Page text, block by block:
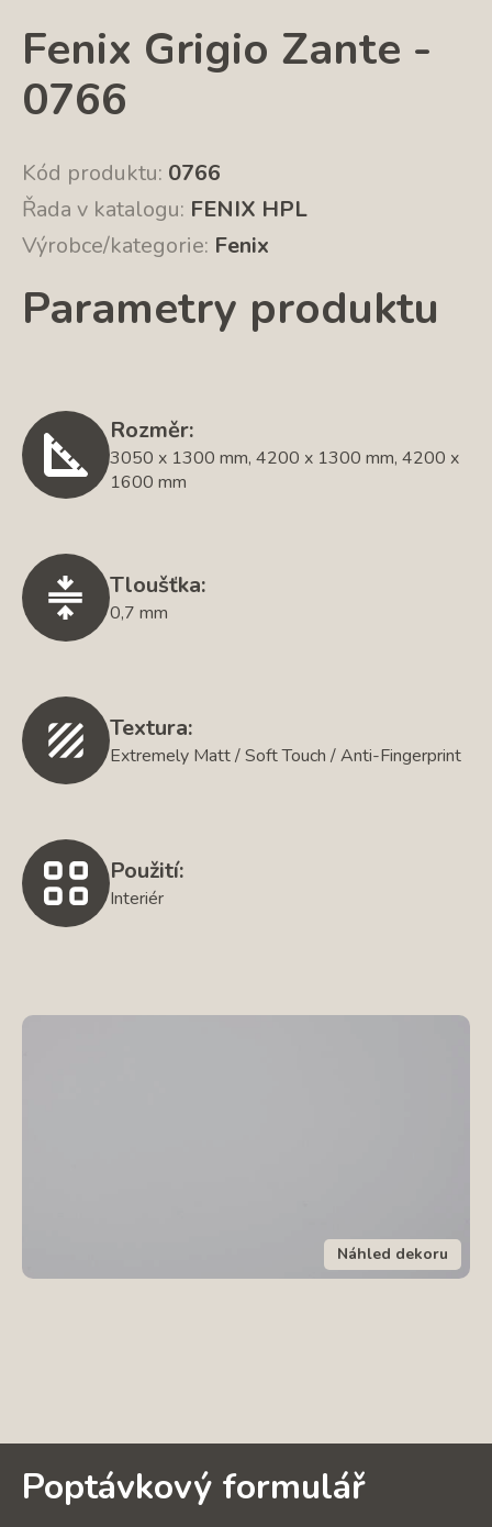
Fenix Grigio Zante -
0766
Kód produktu: 0766
Řada v katalogu: FENIX HPL
Výrobce/kategorie: Fenix
Parametry produktu
Rozměr:
3050 x 1300 mm, 4200 x 1300 mm, 4200 x
1600 mm
Tloušťka:
0,7 mm
Textura:
Extremely Matt / Soft Touch / Anti-Fingerprint
Použití:
Interiér
Náhled dekoru
Poptávkový formulář